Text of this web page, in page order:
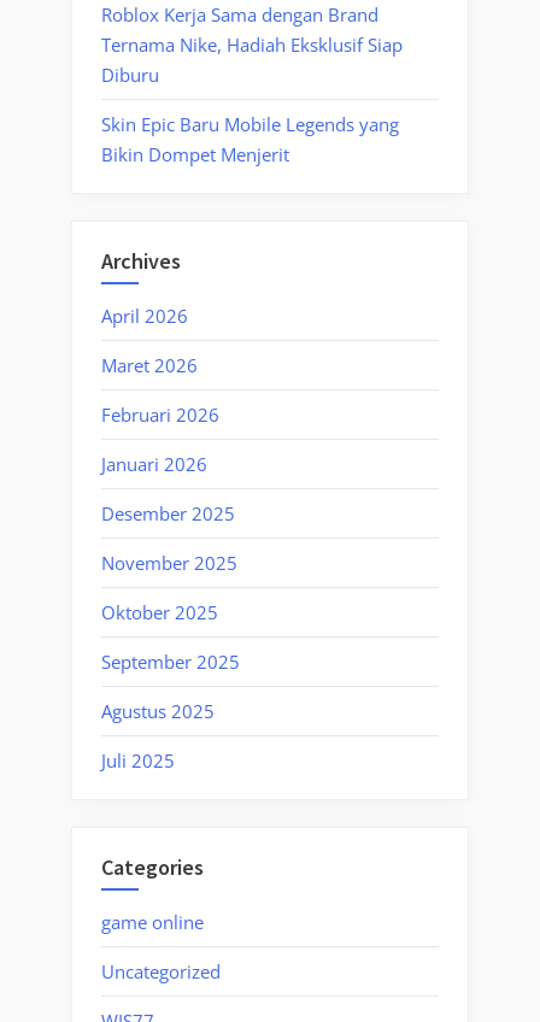
Roblox Kerja Sama dengan Brand
Ternama Nike, Hadiah Eksklusif Siap
Diburu
Skin Epic Baru Mobile Legends yang
Bikin Dompet Menjerit
Archives
April 2026
Maret 2026
Februari 2026
Januari 2026
Desember 2025
November 2025
Oktober 2025
September 2025
Agustus 2025
Juli 2025
Categories
game online
Uncategorized